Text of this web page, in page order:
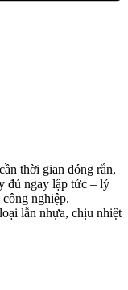
cần thời gian đóng rắn,
đủ ngay lập tức – lý
công nghiệp.
loại lẫn nhựa, chịu nhiệt